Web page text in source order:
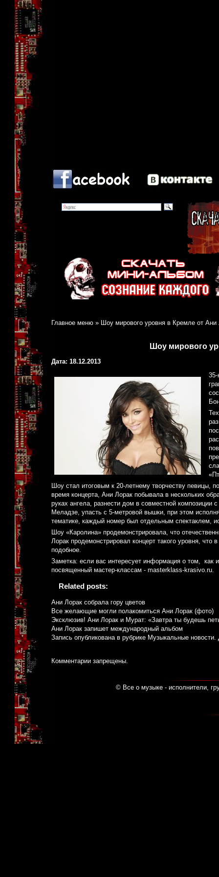
Главное меню » Шоу мирового уровня в Кремле от Ани
Шоу мирового
Дата: 18.12.2013
Шоу стал итоговым к 20-летнему творчеству певицы,
время концерта, Ани Лорак побывала в нескольких
руках ангела, разнести дом в совместной
Меладзе, упасть с 5-метровой вышки, при этом
тематике, каждый номер был отдельным спектаклем,
Шоу «Каролина» продемонстрировала, что
Лорак продемонстрировал концерт такого уровня,
подобное.
Заметка: если вас интересует информация о том, как
посвященный мастер-классам - masterklass-krasivo.ru.
Related posts:
Ани Лорак собрала гору цветов
Все желающие могли полакомиться Ани Лорак (фото)
Эксклюзив! Ани Лорак и Мурат: «Завтра ты будешь
Ани Лорак запишет международный альбом
Запись опубликована в рубрике Музыкальные новости.
Комментарии запрещены.
© Все о музыке - исполнители,